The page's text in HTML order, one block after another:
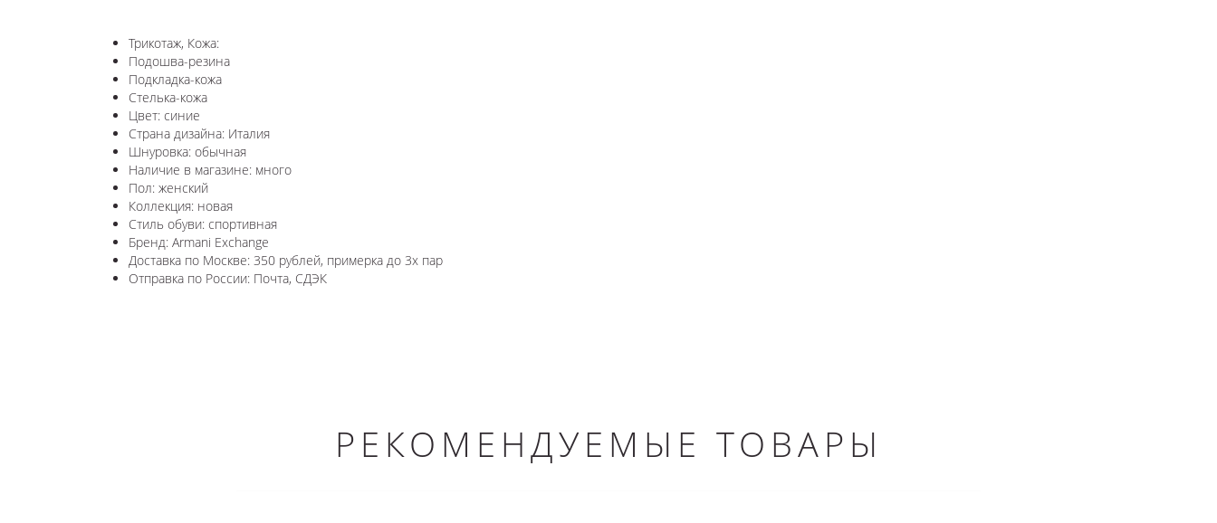
Трикотаж, Кожа:
Подошва-резина
Подкладка-кожа
Стелька-кожа
Цвет: синие
Страна дизайна: Италия
Шнуровка: обычная
Наличие в магазине: много
Пол: женский
Коллекция: новая
Стиль обуви: спортивная
Бренд: Armani Exchange
Доставка по Москве: 350 рублей, примерка до 3х пар
Отправка по России: Почта, СДЭК
РЕКОМЕНДУЕМЫЕ ТОВАРЫ